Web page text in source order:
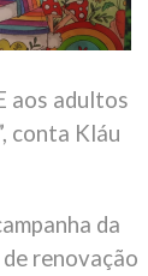
aos adultos
conta Kláu
da
renovação